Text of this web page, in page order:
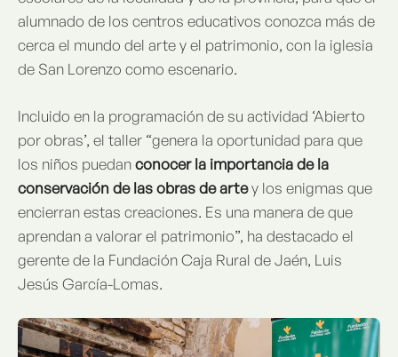
alumnado de los centros educativos conozca más de
cerca el mundo del arte y el patrimonio, con la iglesia
de San Lorenzo como escenario.
Incluido en la programación de su actividad ‘Abierto
por obras’, el taller “genera la oportunidad para que
los niños puedanconocer la importancia de la
conservación de las obras de artey los enigmas que
encierran estas creaciones. Es una manera de que
aprendan a valorar el patrimonio”, ha destacado el
gerente de la Fundación Caja Rural de Jaén, Luis
Jesús García-Lomas.